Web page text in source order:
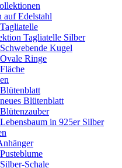
auf Edelstahl
Tagliatelle Silber
Kugel
Ringe
Blütenblatt
in 925er Silber
Schale